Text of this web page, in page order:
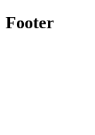
Footer